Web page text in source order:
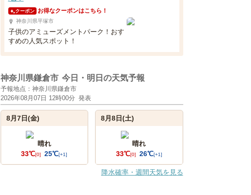
クーポン お得なクーポンはこちら！
神奈川県平塚市
子供のアミューズメントパーク！おす
すめの人気スポット！
神奈川県鎌倉市 今日・明日の天気予報
予報地点：神奈川県鎌倉市
2026年08月07日 12時00分 発表
8月7日(金)
晴れ
33℃[0] 25℃[+1]
8月8日(土)
晴れ
33℃[0] 26℃[+1]
降水確率・週間天気を見る